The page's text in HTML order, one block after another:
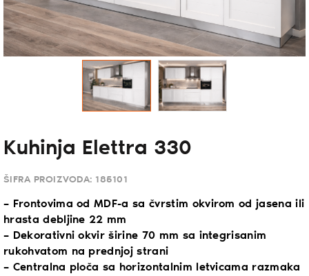
Kuhinja Elettra 330
ŠIFRA PROIZVODA: 185101
– Frontovima od MDF-a sa čvrstim okvirom od jasena ili
hrasta debljine 22 mm
– Dekorativni okvir širine 70 mm sa integrisanim
rukohvatom na prednjoj strani
– Centralna ploča sa horizontalnim letvicama razmaka